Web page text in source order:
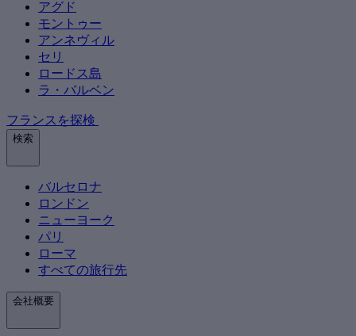
アグド
モントゥー
アンネヴィル
セリ
ロードス島
ラ・バルベン
フランスを探検
検索
バルセロナ
ロンドン
ニューヨーク
パリ
ローマ
すべての旅行先
会社概要